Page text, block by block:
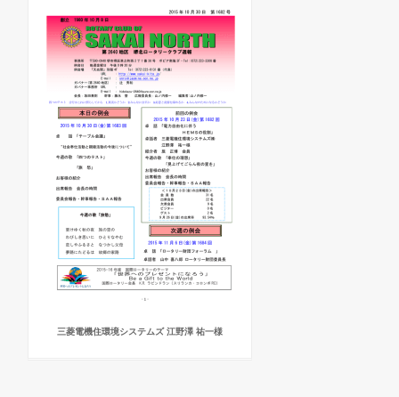
三菱電機住環境システムズ 江野澤 祐一様